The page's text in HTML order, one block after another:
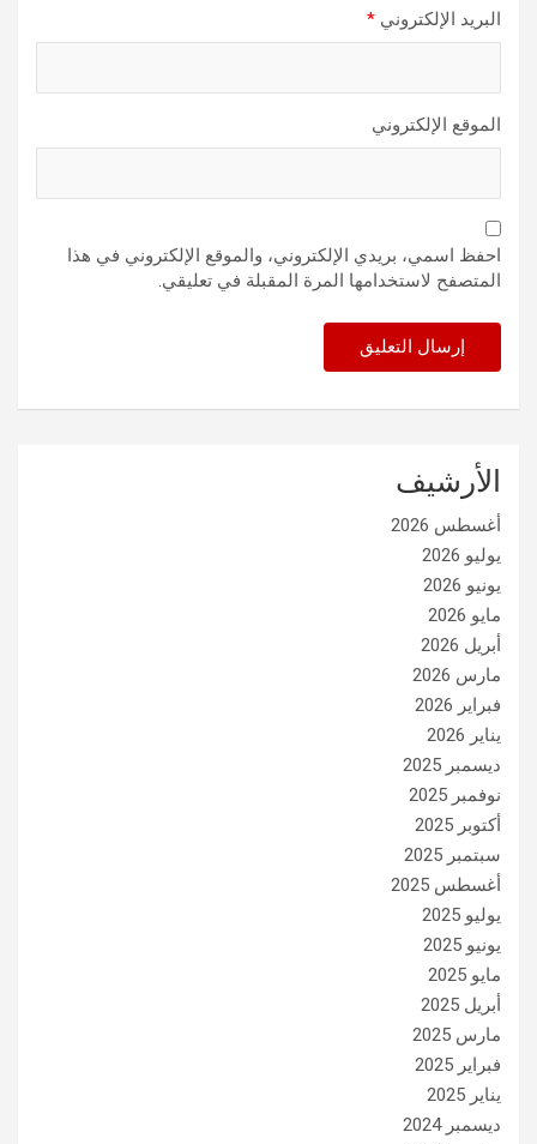
البريد الإلكتروني *
الموقع الإلكتروني
احفظ اسمي، بريدي الإلكتروني، والموقع الإلكتروني في هذا
المتصفح لاستخدامها المرة المقبلة في تعليقي.
الأرشيف
أغسطس 2026
يوليو 2026
يونيو 2026
مايو 2026
أبريل 2026
مارس 2026
فبراير 2026
يناير 2026
ديسمبر 2025
نوفمبر 2025
أكتوبر 2025
سبتمبر 2025
أغسطس 2025
يوليو 2025
يونيو 2025
مايو 2025
أبريل 2025
مارس 2025
فبراير 2025
يناير 2025
ديسمبر 2024